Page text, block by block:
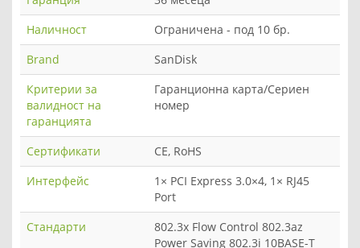
Наличност
Ограничена - под 10 бр.
Brand
SanDisk
Критерии за
валидност на
гаранцията
Гаранционна карта/Сериен
номер
Сертификати
CE, RoHS
Интерфейс
1× PCI Express 3.0×4, 1× RJ45
Port
Стандарти
802.3x Flow Control 802.3az
Power Saving 802.3i 10BASE-T